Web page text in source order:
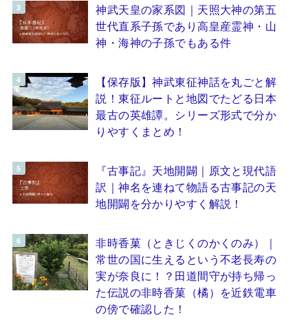
神武天皇の家系図｜天照大神の第五
世代直系子孫であり高皇産霊神・山
神・海神の子孫でもある件
【保存版】神武東征神話を丸ごと解
説！東征ルートと地図でたどる日本
最古の英雄譚。シリーズ形式で分か
りやすくまとめ！
『古事記』天地開闢｜原文と現代語
訳｜神名を連ねて物語る古事記の天
地開闢を分かりやすく解説！
非時香菓（ときじくのかくのみ）｜
常世の国に生えるという不老長寿の
実が奈良に！？田道間守が持ち帰っ
た伝説の非時香菓（橘）を近鉄電車
の傍で確認した！